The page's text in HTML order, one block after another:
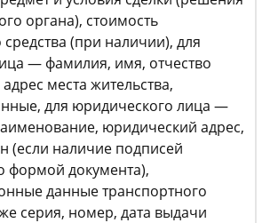
органа), стоимость
(при наличии), для
— фамилия, имя, отчество
места жительства,
для юридического лица —
юридический адрес,
(если наличие подписей
формой документа),
данные транспортного
серия, номер, дата выдачи